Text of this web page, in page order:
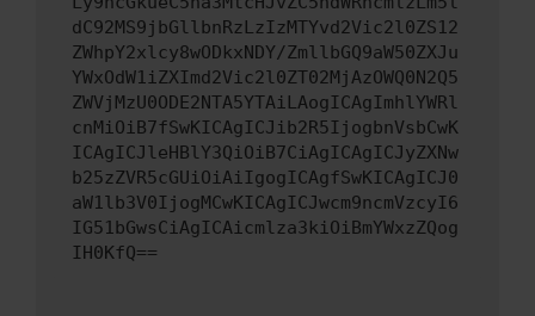
dC92MS9jbGllbnRzLzIzMTYvd2Vic2l0ZS12
ZWhpY2xlcy8wODkxNDY/ZmllbGQ9aW50ZXJu
YWxOdW1iZXImd2Vic2l0ZT02MjAzOWQ0N2Q5
ZWVjMzU0ODE2NTA5YTAiLAogICAgImhlYWRl
cnMiOiB7fSwKICAgICJib2R5IjogbnVsbCwK
ICAgICJleHBlY3QiOiB7CiAgICAgICJyZXNw
b25zZVR5cGUiOiAiIgogICAgfSwKICAgICJ0
aW1lb3V0IjogMCwKICAgICJwcm9ncmVzcyI6
IG51bGwsCiAgICAicmlza3kiOiBmYWxzZQog
IH0KfQ==